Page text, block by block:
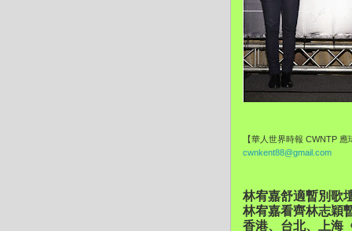
【華人世界時報 CWNTP
cwnkent88@gmail.com
林宥嘉舒適暫別歌
林宥嘉看齊林志穎
香港、台北、上海